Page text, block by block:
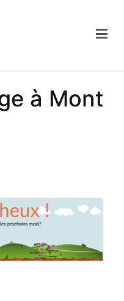
à Mont